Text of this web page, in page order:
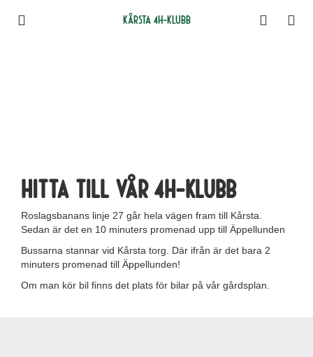
Kårsta 4H-klubb
Hitta till vår 4H-klubb
Roslagsbanans linje 27 går hela vägen fram till Kårsta.
Sedan är det en 10 minuters promenad upp till Äppellunden
Bussarna stannar vid Kårsta torg. Där ifrån är det bara 2
minuters promenad till Äppellunden!
Om man kör bil finns det plats för bilar på vår gårdsplan.